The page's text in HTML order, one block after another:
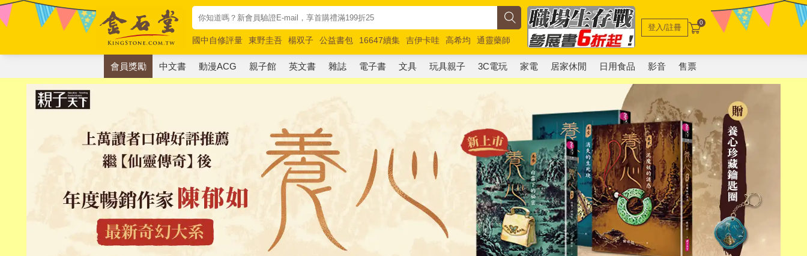
國中自修評量 東野圭吾 楊双子 公益書包 16647續集 吉伊卡哇 高希均
通靈藥師
唯紅花綻放
奧德賽 路邊攤新作 馬斯克 玩具總動員5 超慢跑
登入/註冊
0
會員獎勵 中文書 動漫ACG 親子館 英文書 雜誌 電子書 文具 玩具親子 3C電玩 家電 居家休閒 日用食品 影音 售票